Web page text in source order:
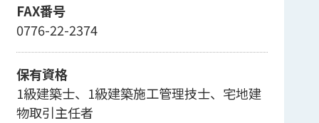
FAX番号
0776-22-2374
保有資格
1級建築士、1級建築施工管理技士、宅地建
物取引主任者